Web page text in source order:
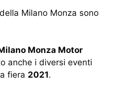
Milano Monza sono
Monza Motor
anche i diversi eventi
fiera 2021.